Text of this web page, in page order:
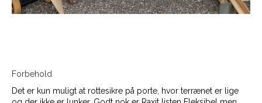
Forbehold
Det er kun muligt at rottesikre på porte, hvor terrænet er lige